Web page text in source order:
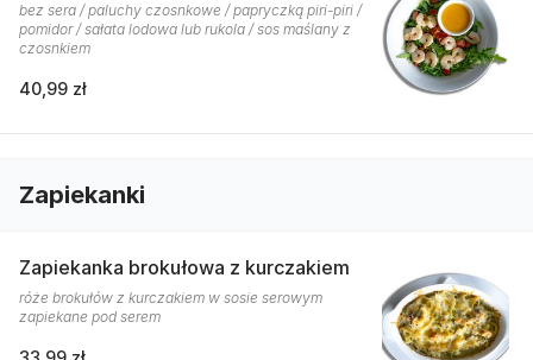
bez sera / paluchy czosnkowe / papryczką piri-piri /
pomidor / sałata lodowa lub rukola / sos maślany z
czosnkiem
40,99 zł
Zapiekanki
Zapiekanka brokułowa z kurczakiem
róże brokułów z kurczakiem w sosie serowym
zapiekane pod serem